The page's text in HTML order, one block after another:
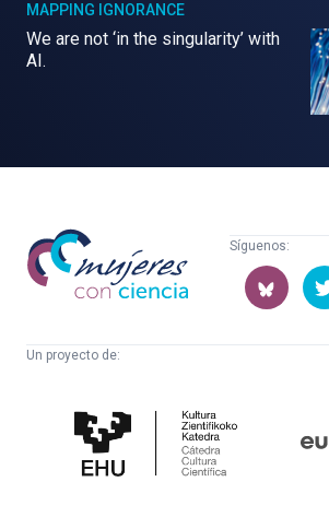
MAPPING IGNORANCE
We are not ‘in the singularity’ with
AI.
Mujeres
con
ciencia
Síguenos:
Un proyecto de:
Cultura
Científica